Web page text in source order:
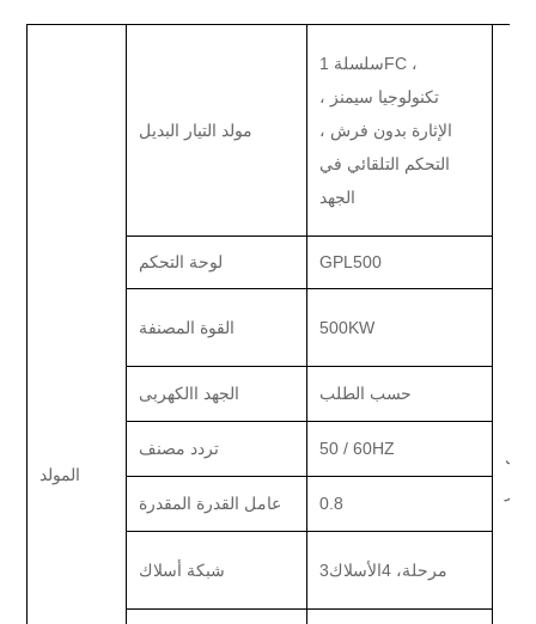
المولد
مولد التيار البديل
سلسلة 1FC ،
تكنولوجيا سيمنز ،
الإثارة بدون فرش ،
التحكم التلقائي في
الجهد
لوحة التحكم GPL500
القوة المصنفة 500KW
الجهد االكهربى حسب الطلب
تردد مصنف 50 / 60HZ
عامل القدرة المقدرة 0.8
شبكة أسلاك 3مرحلة، 4الأسلاك